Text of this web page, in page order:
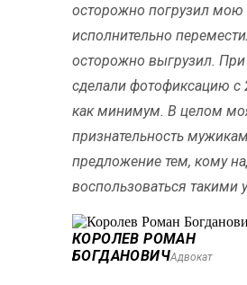
осторожно погрузил
исполнительно
осторожно выгрузил. При
сделали фотофиксацию с
как минимум. В целом
признательность
предложение тем, кому
воспользоваться такими
КОРОЛЕВ РОМАН
БОГДАНОВИЧАдвокат